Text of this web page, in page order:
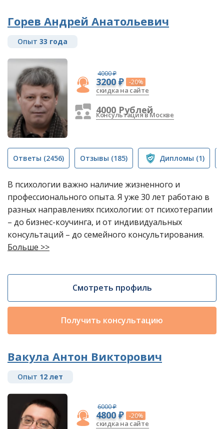
Горев Андрей Анатольевич
Опыт 33 года
4000 ₽
3200 ₽ -20%
скидка на сайте
4000 Рублей
Консультация в Москве
Ответы (2456) Отзывы (185) Дипломы (1)
В психологии важно наличие жизненного и
профессионального опыта. Я уже 30 лет работаю в
разных направлениях психологии: от психотерапии
– до бизнес-коучинга, и от индивидуальных
консультаций – до семейного консультирования.
Больше >>
Смотреть профиль
Получить консультацию
Вакула Антон Викторович
Опыт 12 лет
6000 ₽
4800 ₽ -20%
скидка на сайте